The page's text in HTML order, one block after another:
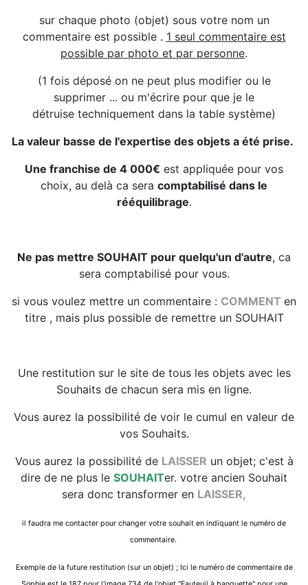
sur chaque photo (objet) sous votre nom un
commentaire est possible . 1 seul commentaire est
possible par photo et par personne.
(1 fois déposé on ne peut plus modifier ou le
supprimer ... ou m'écrire pour que je le
détruise techniquement dans la table système)
La valeur basse de l'expertise des objets a été prise.
Une franchise de 4 000€ est appliquée pour vos
choix, au delà ca sera comptabilisé dans le
rééquilibrage.
Ne pas mettre SOUHAIT pour quelqu'un d'autre, ca
sera comptabilisé pour vous.
si vous voulez mettre un commentaire : COMMENT en
titre , mais plus possible de remettre un SOUHAIT
Une restitution sur le site de tous les objets avec les
Souhaits de chacun sera mis en ligne.
Vous aurez la possibilité de voir le cumul en valeur de
vos Souhaits.
Vous aurez la possibilité de LAISSER un objet; c'est à
dire de ne plus le SOUHAITer. votre ancien Souhait
sera donc transformer en LAISSER,
il faudra me contacter pour changer votre souhait en indiquant le numéro de
commentaire.
Exemple de la future restitution (sur un objet) ; Ici le numéro de commentaire de